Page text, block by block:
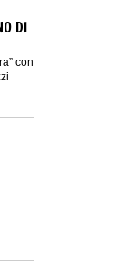
DI
con